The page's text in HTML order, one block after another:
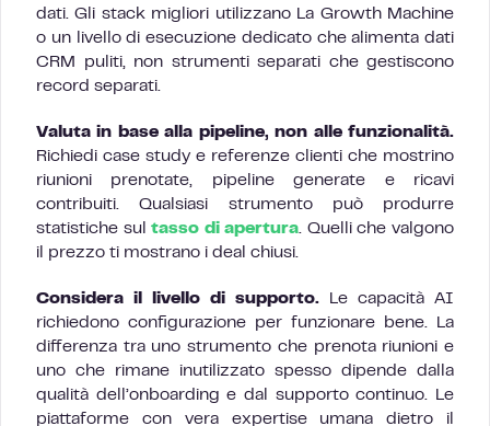
dati. Gli stack migliori utilizzano La Growth Machine
o un livello di esecuzione dedicato che alimenta dati
CRM puliti, non strumenti separati che gestiscono
record separati.
Valuta in base alla pipeline, non alle funzionalità.
Richiedi case study e referenze clienti che mostrino
riunioni prenotate, pipeline generate e ricavi
contribuiti. Qualsiasi strumento può produrre
statistiche sultasso di apertura. Quelli che valgono
il prezzo ti mostrano i deal chiusi.
Considera il livello di supporto. Le capacità AI
richiedono configurazione per funzionare bene. La
differenza tra uno strumento che prenota riunioni e
uno che rimane inutilizzato spesso dipende dalla
qualità dell’onboarding e dal supporto continuo. Le
piattaforme con vera expertise umana dietro il